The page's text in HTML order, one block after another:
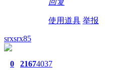
回复
使用道具 举报
srxsrx85
0 21674037